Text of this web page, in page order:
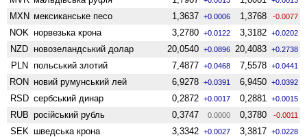
MXN мексиканське песо 1,3637 +0.0006 1,3768 -0.0077
NOK норвезька крона 3,2780 +0.0122 3,3182 +0.0202
NZD ново­зеландський долар 20,0540 +0.0896 20,4083 +0.2738
PLN польський злотий 7,4877 +0.0468 7,5578 +0.0441
RON новий румунський лей 6,9278 +0.0391 6,9450 +0.0392
RSD сербський динар 0,2872 +0.0017 0,2881 +0.0015
RUB російський рубль 0,3747 0.0000 0,3780 -0.0011
SEK шведська крона 3,3342 +0.0027 3,3817 +0.0228